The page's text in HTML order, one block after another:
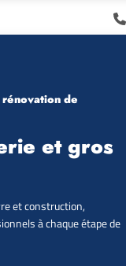
et gros
de
et construction,
à chaque étape de